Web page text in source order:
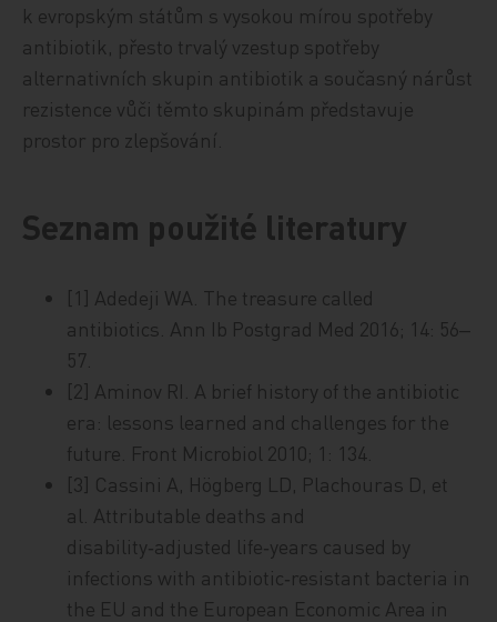
k evropským státům s vysokou mírou spotřeby
antibiotik, přesto trvalý vzestup spotřeby
alternativních skupin antibiotik a současný nárůst
rezistence vůči těmto skupinám představuje
prostor pro zlepšování.
Seznam použité literatury
[1] Adedeji WA. The treasure called
antibiotics. Ann Ib Postgrad Med 2016; 14: 56‒
57.
[2] Aminov RI. A brief history of the antibiotic
era: lessons learned and challenges for the
future. Front Microbiol 2010; 1: 134.
[3] Cassini A, Högberg LD, Plachouras D, et
al. Attributable deaths and
disability‑adjusted life‑years caused by
infections with antibiotic‑resistant bacteria in
the EU and the European Economic Area in